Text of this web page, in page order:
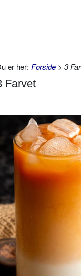
er her: Forside > 3
Farvet